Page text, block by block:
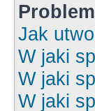
Jak
W jaki
W jaki
W jaki